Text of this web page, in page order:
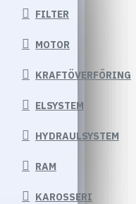
FILTER
MOTOR
KRAFTÖVERFÖRING
ELSYSTEM
HYDRAULSYSTEM
RAM
KAROSSERI